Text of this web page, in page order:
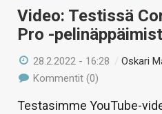
HAKU
Video: Testissä
Pro -
28.2.2022 - 16:28 /Oskari
Kommentit (0)
Testasimme YouTube-